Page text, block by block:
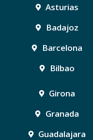
Asturias
Badajoz
Barcelona
Bilbao
Girona
Granada
Guadalajara